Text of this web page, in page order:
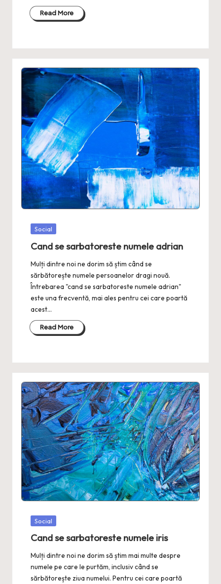
Read More
Posted
Social
Cand se sarbatoreste numele adrian
Mulți dintre noi ne dorim să știm când se
sărbătorește numele persoanelor dragi nouă.
Întrebarea "cand se sarbatoreste numele adrian"
este una frecventă, mai ales pentru cei care poartă
acest…
Read More
Posted
Social
Cand se sarbatoreste numele iris
Mulți dintre noi ne dorim să știm mai multe despre
numele pe care le purtăm, inclusiv când se
sărbătorește ziua numelui. Pentru cei care poartă